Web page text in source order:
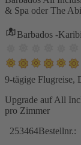
& Spa oder The
Barbados -
9-tägige Flugreise,
Upgrade auf All
pro Zimmer
253464Bestellnr.: